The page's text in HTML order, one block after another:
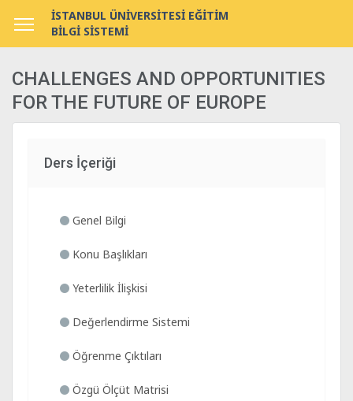
İSTANBUL ÜNİVERSİTESİ EĞİTİM
BİLGİ SİSTEMİ
CHALLENGES AND OPPORTUNITIES
FOR THE FUTURE OF EUROPE
Ders İçeriği
Genel Bilgi
Konu Başlıkları
Yeterlilik İlişkisi
Değerlendirme Sistemi
Öğrenme Çıktıları
Özgü Ölçüt Matrisi